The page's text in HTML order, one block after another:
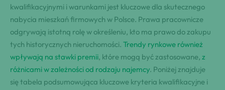
kwalifikacyjnymi i warunkami jest kluczowe dla skutecznego
nabycia mieszkań firmowych w Polsce. Prawa pracownicze
odgrywają istotną rolę w określeniu, kto ma prawo do zakupu
tych historycznych nieruchomości. Trendy rynkowe również
wpływają na stawki premii, które mogą być zastosowane, z
różnicami w zależności od rodzaju najemcy. Poniżej znajduje
się tabela podsumowująca kluczowe kryteria kwalifikacyjne i